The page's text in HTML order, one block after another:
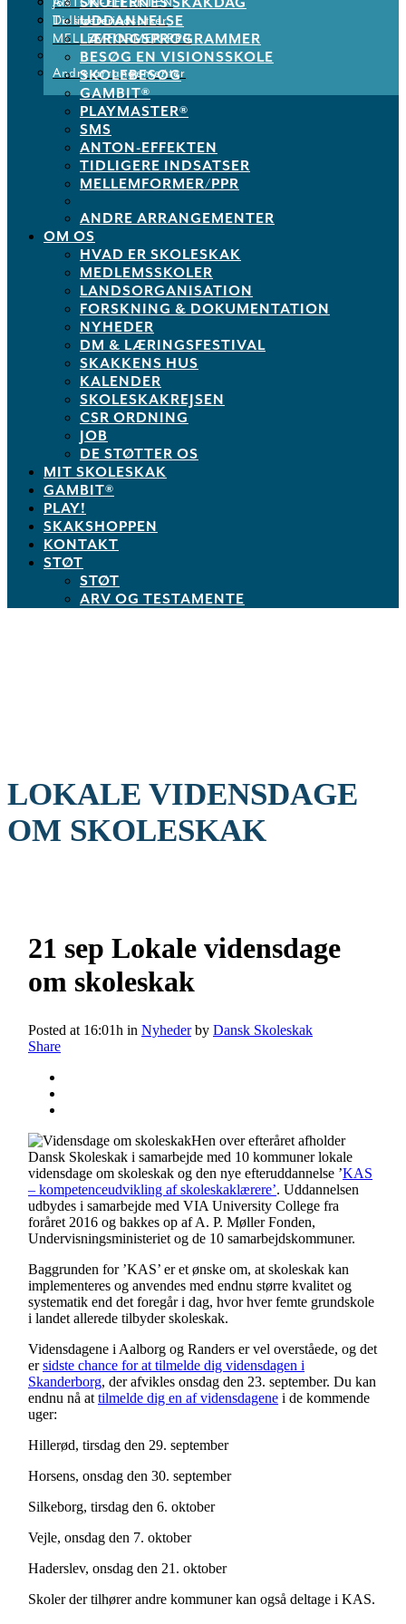
Tidligere indsatser
MELLEMFORMER/PPR
Andre arrangementer
De støtter os
UDDANNELSE
LÆRINGSPROGRAMMER
BESØG EN VISIONSSKOLE
SKOLEBESØG
GAMBIT®
PLAYMASTER®
SMS
ANTON-EFFEKTEN
TIDLIGERE INDSATSER
MELLEMFORMER/PPR
ANDRE ARRANGEMENTER
OM OS
HVAD ER SKOLESKAK
MEDLEMSSKOLER
LANDSORGANISATION
FORSKNING & DOKUMENTATION
NYHEDER
DM & LÆRINGSFESTIVAL
SKAKKENS HUS
KALENDER
SKOLESKAKREJSEN
CSR ORDNING
JOB
DE STØTTER OS
MIT SKOLESKAK
GAMBIT®
PLAY!
SKAKSHOPPEN
KONTAKT
STØT
STØT
ARV OG TESTAMENTE
LOKALE VIDENSDAGE
OM SKOLESKAK
21 sep Lokale vidensdage
om skoleskak
Posted at 16:01h in Nyheder by Dansk Skoleskak
Share
Hen over efteråret afholder
Dansk Skoleskak i samarbejde med 10 kommuner lokale
vidensdage om skoleskak og den nye efteruddannelse ’KAS
– kompetenceudvikling af skoleskaklærere’. Uddannelsen
udbydes i samarbejde med VIA University College fra
foråret 2016 og bakkes op af A. P. Møller Fonden,
Undervisningsministeriet og de 10 samarbejdskommuner.
Baggrunden for ’KAS’ er et ønske om, at skoleskak kan
implementeres og anvendes med endnu større kvalitet og
systematik end det foregår i dag, hvor hver femte grundskole
i landet allerede tilbyder skoleskak.
Vidensdagene i Aalborg og Randers er vel overståede, og det
ersidste chance for at tilmelde dig vidensdagen i
Skanderborg, der afvikles onsdag den 23. september. Du kan
endnu nå at tilmelde dig en af vidensdagene i de kommende
uger:
Hillerød, tirsdag den 29. september
Horsens, onsdag den 30. september
Silkeborg, tirsdag den 6. oktober
Vejle, onsdag den 7. oktober
Haderslev, onsdag den 21. oktober
Skoler der tilhører andre kommuner kan også deltage i KAS.